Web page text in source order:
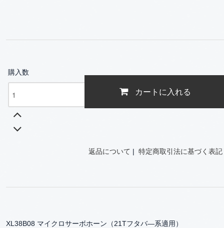
購入数
カートに入れる
返品について | 特定商取引法に基づく表記
XL38B08 マイクロサーボホーン（21Tフタバ―系適用）